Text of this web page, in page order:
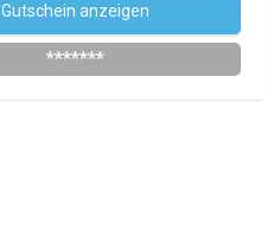
Gutschein anzeigen
*******